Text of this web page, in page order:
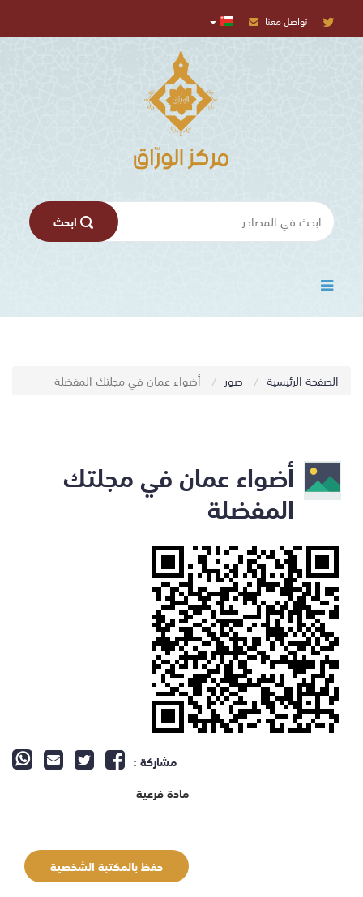
تواصل معنا
اﺑﺤﺚ
الصفحة الرئيسية صور أضواء عمان في مجلتك المفضلة
أضواء عمان في مجلتك
المفضلة
مشاركة :
مادة فرعية
حفظ بالمكتبة الشخصية